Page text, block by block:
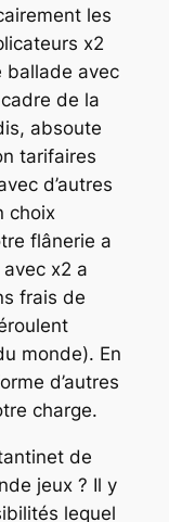
les
x2
ballade avec
de la
absoute
tarifaires
d’autres
choix
flânerie a
x2 a
frais de
monde). En
d’autres
charge.
de
jeux ? Il y
lequel